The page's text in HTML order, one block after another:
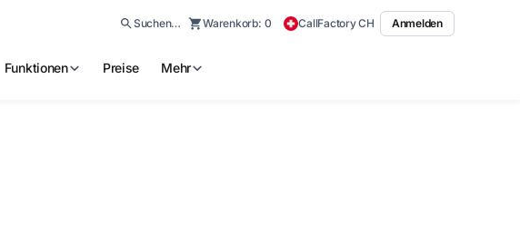
Suchen… Warenkorb: 0 CallFactory CH Anmelden
Funktionen Preise Mehr